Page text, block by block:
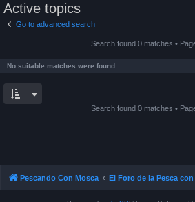
Active topics
Go to advanced search
Search found 0 matches •
No suitable matches were found.
Search found 0 matches •
Pescando Con Mosca El Foro de la Pesca